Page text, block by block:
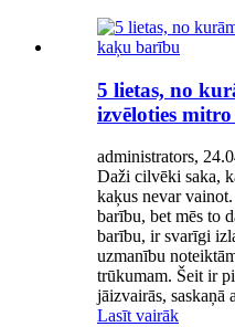
5 lietas, no
izvēloties
administrators,
Daži cilvēki saka,
kaķus nevar
barību, bet mēs to
barību, ir svarīgi
uzmanību
trūkumam. Šeit ir
jāizvairās, saskaņā
Lasīt vairāk